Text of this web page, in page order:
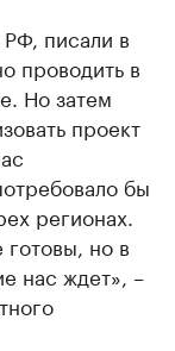
писали в
проводить в
Но затем
проект
бы
регионах.
но в
нас ждет», –